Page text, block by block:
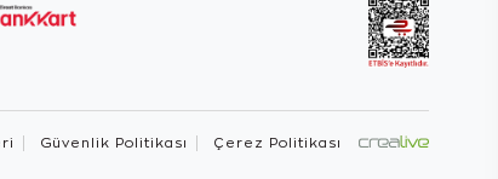
Güvenlik Politikası Çerez Politikası